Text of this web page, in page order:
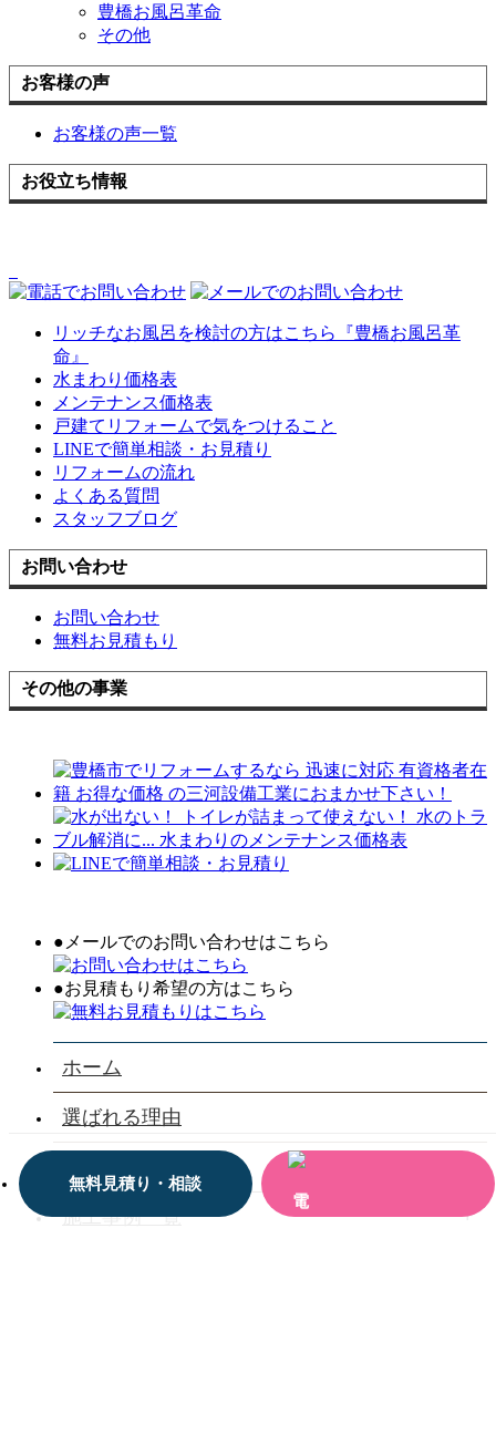
無料見積り・相談
豊橋お風呂革命
その他
お客様の声
お客様の声一覧
お役立ち情報
リッチなお風呂を検討の方はこちら『豊橋お風呂革
命』
水まわり価格表
メンテナンス価格表
戸建てリフォームで気をつけること
LINEで簡単相談・お見積り
リフォームの流れ
よくある質問
スタッフブログ
お問い合わせ
お問い合わせ
無料お見積もり
その他の事業
●メールでのお問い合わせはこちら
●お見積もり希望の方はこちら
ホーム
選ばれる理由
施工事例一覧